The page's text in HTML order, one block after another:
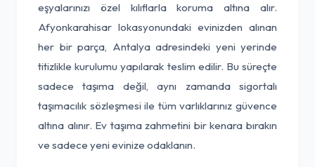
eşyalarınızı özel kılıflarla koruma altına alır.
Afyonkarahisar lokasyonundaki evinizden alınan
her bir parça, Antalya adresindeki yeni yerinde
titizlikle kurulumu yapılarak teslim edilir. Bu süreçte
sadece taşıma değil, aynı zamanda sigortalı
taşımacılık sözleşmesi ile tüm varlıklarınız güvence
altına alınır. Ev taşıma zahmetini bir kenara bırakın
ve sadece yeni evinize odaklanın.